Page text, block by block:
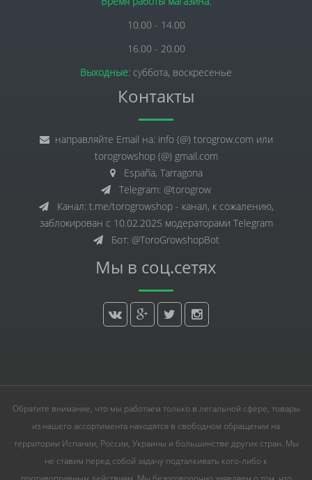
10.00 - 14.00
16.00 - 20.00
Выходные: суббота, воскресенье
Контакты
направляйте Email на: info (@) torogrow.com или
torogrowshop (@) gmail.com
España, Tarragona
Telegram: @torogrow
Канал: t.me/torogrowshop - канал, к сожалению,
заблокирован с 10.02.2025 модераторами Telegram
Бот: @ToroGrowshopBot
Мы в соц.сетях
Обратите внимание, что мы работаем только в легальной сфере, товары
из нашего ассортимента находятся в свободном обращении на
территории Испании, России, Украины и большинстве других стран. Мы
не ставим перед собой задачу подталкивать кого-либо к